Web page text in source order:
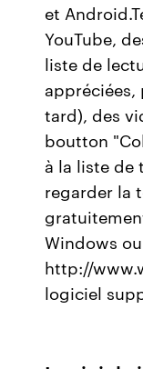
et
YouTube,
liste de
appréciées,
tard), des
boutton
à la liste de
regarder la
Windows
http://
logiciel